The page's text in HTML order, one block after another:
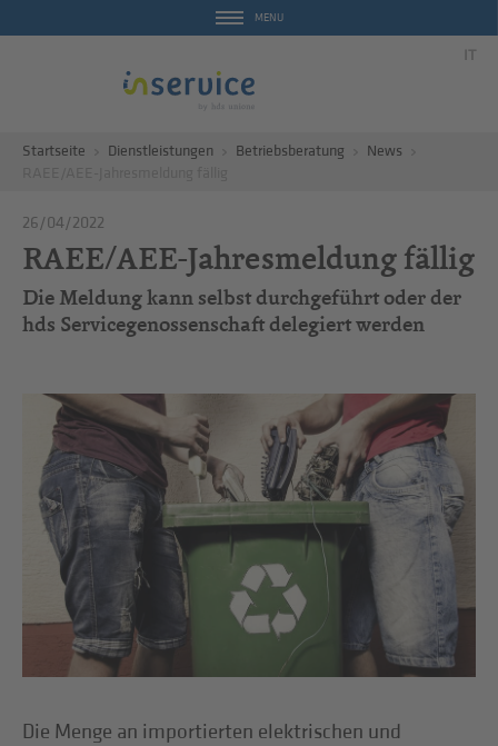
MENU
IT
Startseite Dienstleistungen Betriebsberatung
News
26/04/2022
RAEE/AEE-Jahresmeldung fällig
Die Meldung kann selbst durchgeführt oder der
hds Servicegenossenschaft delegiert werden
Die Menge an importierten elektrischen und